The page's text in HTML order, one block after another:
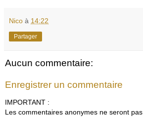
Nico à 14:22
Partager
Aucun commentaire:
Enregistrer un commentaire
IMPORTANT :
Les commentaires anonymes ne seront pas